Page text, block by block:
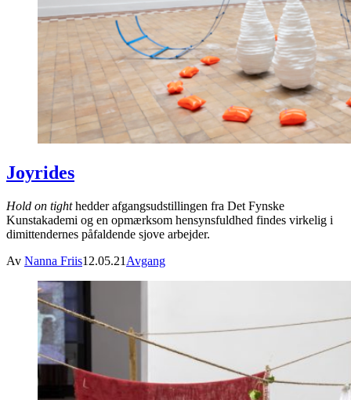
Joyrides
Hold on tighthedder afgangsudstillingen fra Det Fynske
Kunstakademi og en opmærksom hensynsfuldhed findes virkelig i
dimittendernes påfaldende sjove arbejder.
Av Nanna Friis12.05.21 Avgang